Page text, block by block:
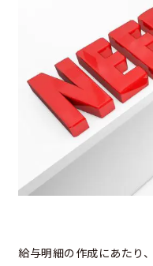
給与明細の作成にあたり